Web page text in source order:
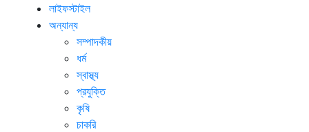
লাইফস্টাইল
অন্যান্য
সম্পাদকীয়
ধর্ম
স্বাস্থ্য
প্রযুক্তি
কৃষি
চাকরি